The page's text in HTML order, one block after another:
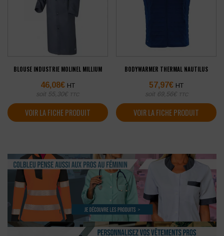
BLOUSE INDUSTRIE MOLINEL MILLIUM
46,08€ HT
soit 55,30€ TTC
VOIR LA FICHE PRODUIT
BODYWARMER THERMAL NAUTILUS
57,97€ HT
soit 69,56€ TTC
VOIR LA FICHE PRODUIT